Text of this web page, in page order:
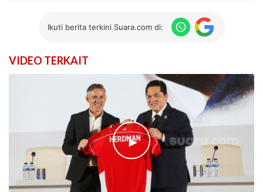
Ikuti berita terkini Suara.com di:
VIDEO TERKAIT
►